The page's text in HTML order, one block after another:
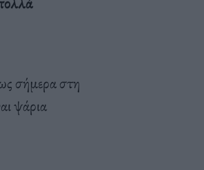
σήμερα στη
ψάρια